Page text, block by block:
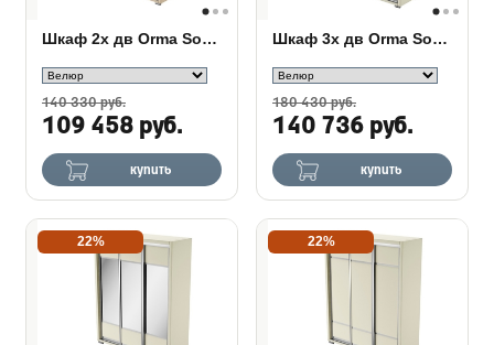
Шкаф 2х дв Orma Soft 2 (1 зеркало)
140 330 руб.
109 458 руб.
купить
Шкаф 3х дв Orma Soft 2 (1 зеркало)
180 430 руб.
140 736 руб.
купить
22% 22%